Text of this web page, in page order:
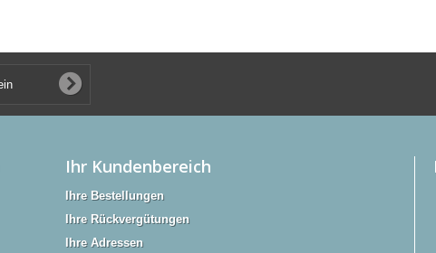
Ihr Kundenbereich
Ihre Bestellungen
Ihre Rückvergütungen
Ihre Adressen